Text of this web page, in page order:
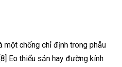
một chống chỉ định trong phẫu
Eo thiểu sản hay đường kính